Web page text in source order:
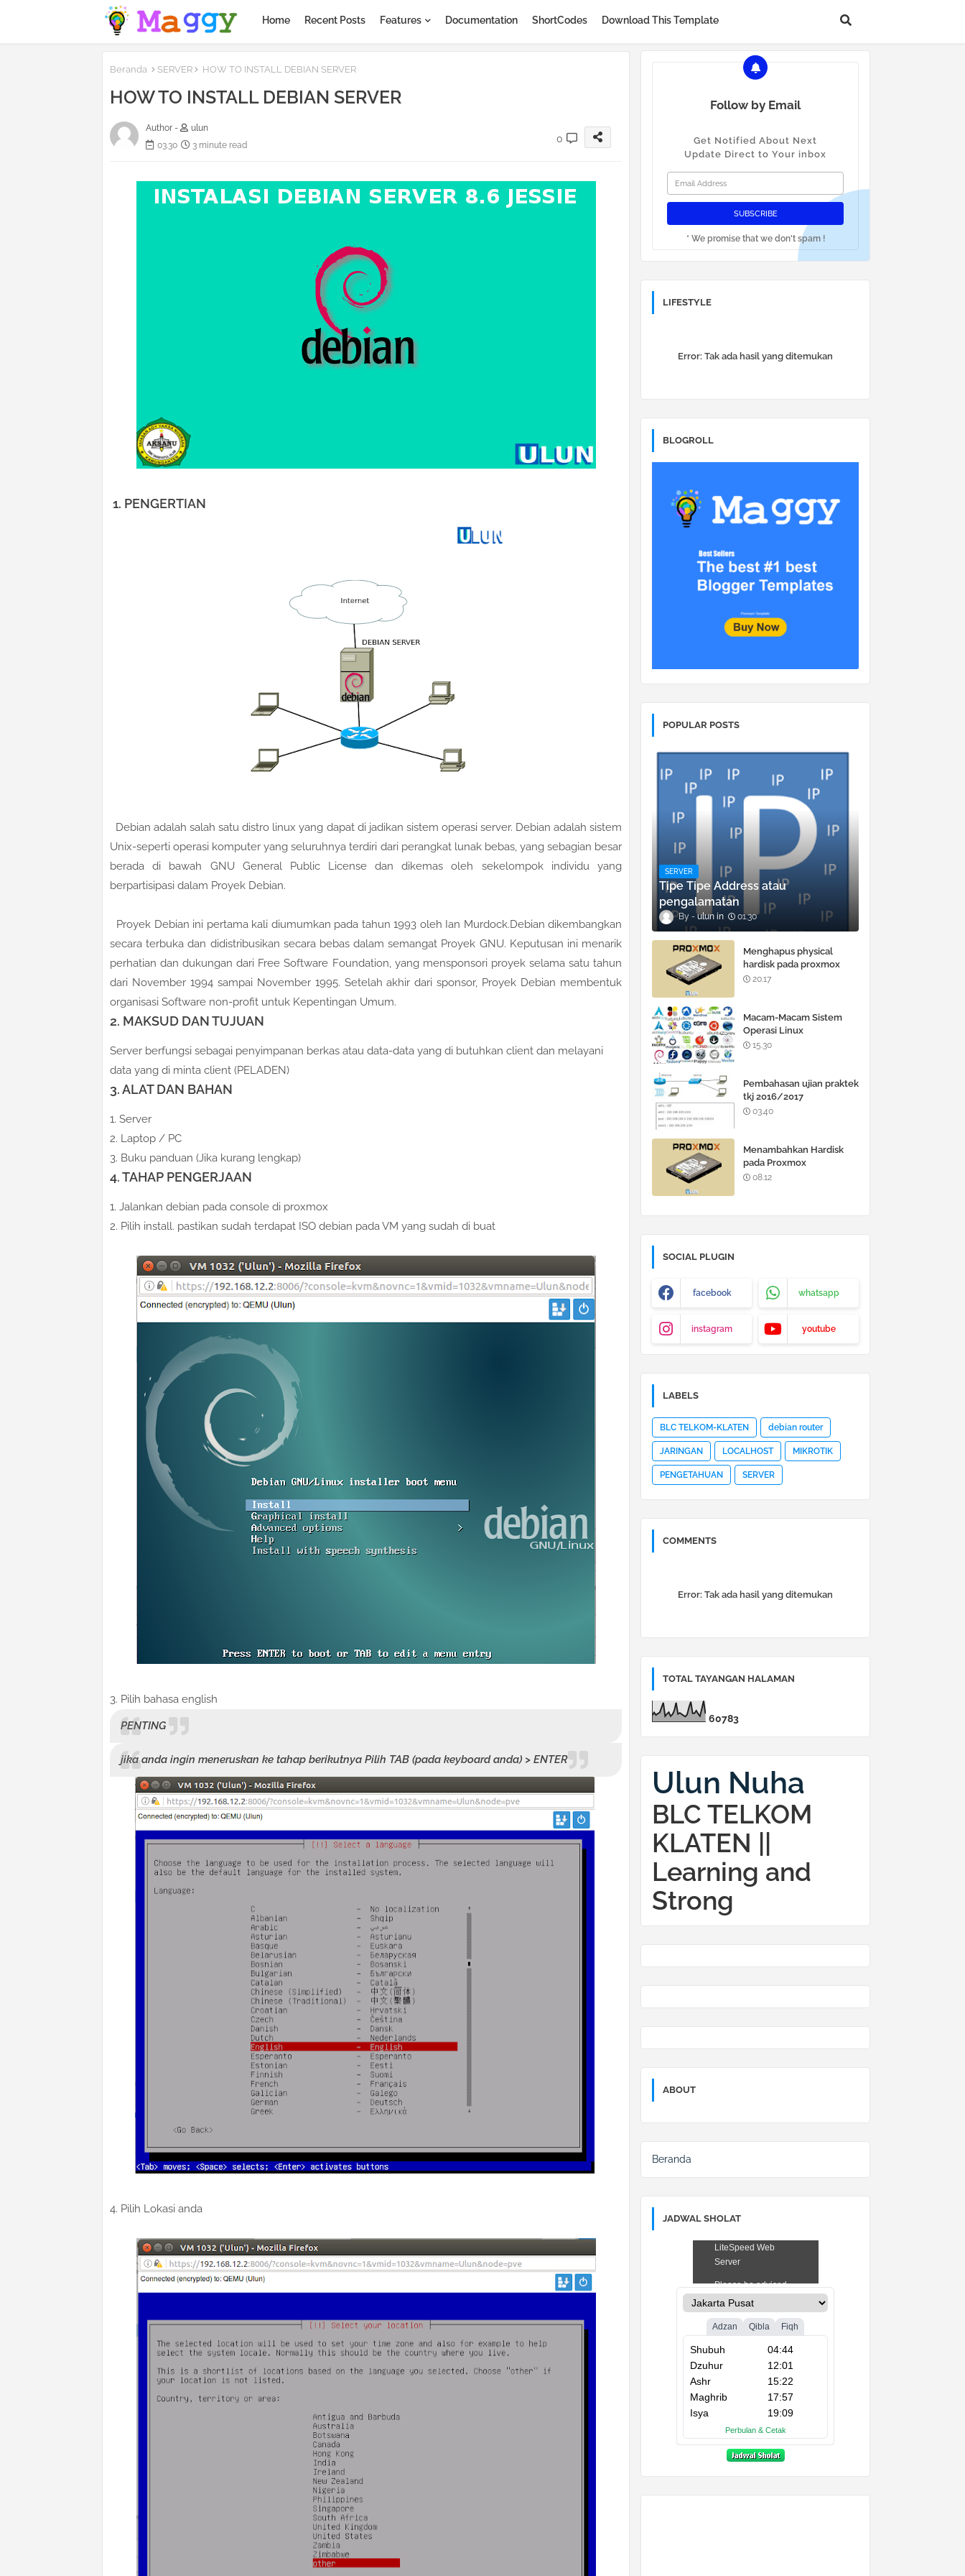
Home Recent Posts Features Documentation ShortCodes Download This Template
Beranda SERVER HOW TO INSTALL DEBIAN SERVER
HOW TO INSTALL DEBIAN SERVER
Author -
ulun
03.30
3 minute read
0
1. PENGERTIAN
Debian adalah salah satu distro linux yang dapat di jadikan sistem operasi server. Debian adalah sistem
Unix-seperti operasi komputer yang seluruhnya terdiri dari perangkat lunak bebas, yang sebagian besar
berada di bawah GNU General Public License dan dikemas oleh sekelompok individu yang
berpartisipasi dalam Proyek Debian.
Proyek Debian ini pertama kali diumumkan pada tahun 1993 oleh Ian Murdock.Debian dikembangkan
secara terbuka dan didistribusikan secara bebas dalam semangat Proyek GNU. Keputusan ini menarik
perhatian dan dukungan dari Free Software Foundation, yang mensponsori proyek selama satu tahun
dari November 1994 sampai November 1995. Setelah akhir dari sponsor, Proyek Debian membentuk
organisasi Software non-profit untuk Kepentingan Umum.
2. MAKSUD DAN TUJUAN
Server berfungsi sebagai penyimpanan berkas atau data-data yang di butuhkan client dan melayani
data yang di minta client (PELADEN)
3. ALAT DAN BAHAN
1. Server
2. Laptop / PC
3. Buku panduan (Jika kurang lengkap)
4. TAHAP PENGERJAAN
1. Jalankan debian pada console di proxmox
2. Pilih install. pastikan sudah terdapat ISO debian pada VM yang sudah di buat
3. Pilih bahasa english
PENTING
jika anda ingin meneruskan ke tahap berikutnya Pilih TAB (pada keyboard anda) > ENTER
4. Pilih Lokasi anda
Follow by Email
Get Notified About Next
Update Direct to Your inbox
* We promise that we don't spam !
LIFESTYLE
Error: Tak ada hasil yang ditemukan
BLOGROLL
POPULAR POSTS
SERVER
Tipe Tipe Address atau
pengalamatan
ulun 01.30
Menghapus physical
hardisk pada proxmox
20.17
Macam-Macam Sistem
Operasi Linux
15.30
Pembahasan ujian praktek
tkj 2016/2017
03.40
Menambahkan Hardisk
pada Proxmox
08.12
SOCIAL PLUGIN
facebook whatsapp
instagram youtube
LABELS
BLC TELKOM-KLATEN debian router
JARINGAN LOCALHOST MIKROTIK
PENGETAHUAN SERVER
COMMENTS
Error: Tak ada hasil yang ditemukan
TOTAL TAYANGAN HALAMAN
60783
Ulun Nuha
BLC TELKOM
KLATEN ||
Learning and
Strong
ABOUT
Beranda
JADWAL SHOLAT